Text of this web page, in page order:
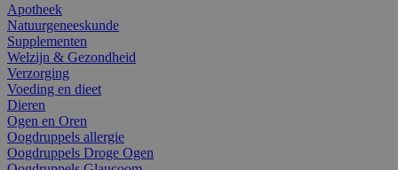
Apotheek
Natuurgeneeskunde
Supplementen
Welzijn & Gezondheid
Verzorging
Voeding en dieet
Dieren
Ogen en Oren
Oogdruppels allergie
Oogdruppels Droge Ogen